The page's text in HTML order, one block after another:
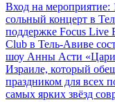
Вход на
сольный концерт в
поддержке Focus Live
Club в Тель-Авиве
шоу Анны Асти
Израиле, который
праздником для всех
самых ярких звёзд